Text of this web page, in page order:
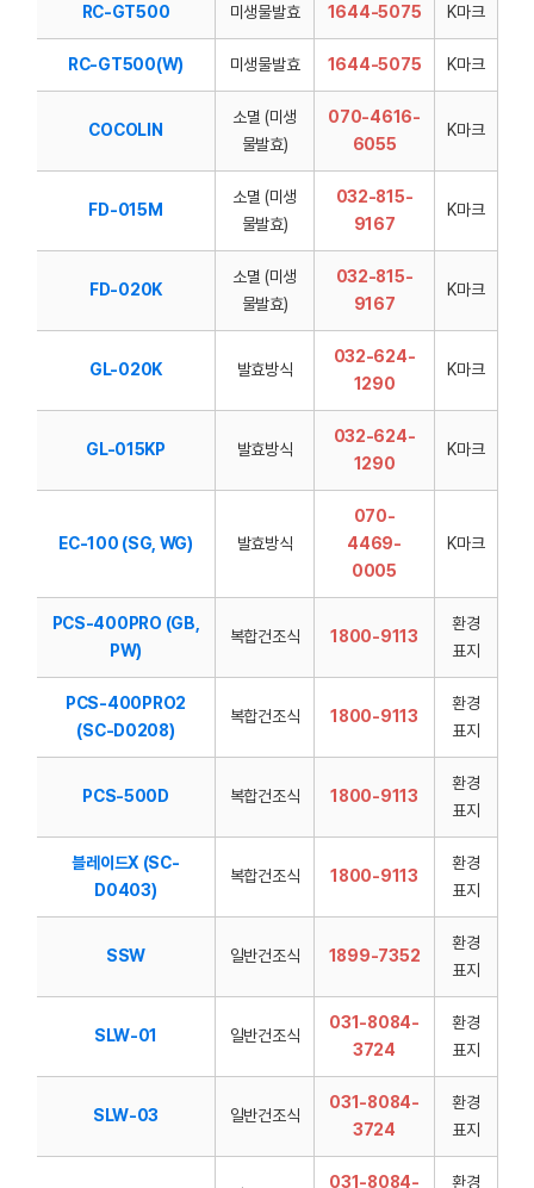
RC-GT500 미생물발효 1644-5075 K마크
RC-GT500(W) 미생물발효 1644-5075 K마크
COCOLIN
소멸 (미생
물발효)
070-4616-
6055
K마크
FD-015M
소멸 (미생
물발효)
032-815-
9167
K마크
FD-020K
소멸 (미생
물발효)
032-815-
9167
K마크
GL-020K 발효방식
032-624-
1290
K마크
GL-015KP 발효방식
032-624-
1290
K마크
EC-100 (SG, WG) 발효방식
070-
4469-
0005
K마크
PCS-400PRO (GB,
PW)
복합건조식 1800-9113
환경
표지
PCS-400PRO2
(SC-D0208)
복합건조식 1800-9113
환경
표지
PCS-500D 복합건조식 1800-9113
환경
표지
블레이드X (SC-
D0403)
복합건조식 1800-9113
환경
표지
SSW 일반건조식 1899-7352
환경
표지
SLW-01 일반건조식
031-8084-
3724
환경
표지
SLW-03 일반건조식
031-8084-
3724
환경
표지
031-8084- 환경